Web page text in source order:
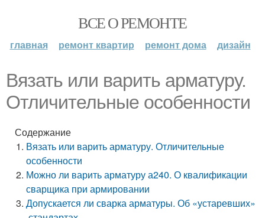
ВСЕ О РЕМОНТЕ
главная ремонт квартир ремонт дома дизайн
Вязать или варить арматуру.
Отличительные особенности
Содержание
Вязать или варить арматуру. Отличительные
особенности
Можно ли варить арматуру а240. О квалификации
сварщика при армировании
Допускается ли сварка арматуры. Об «устаревших»